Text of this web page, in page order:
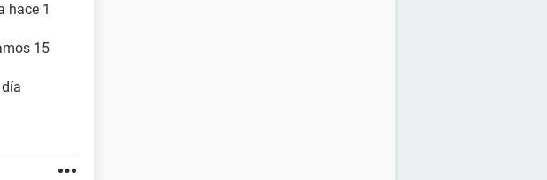
hace 1
15